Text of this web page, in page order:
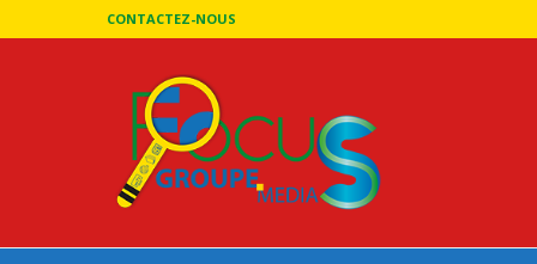
CONTACTEZ-NOUS